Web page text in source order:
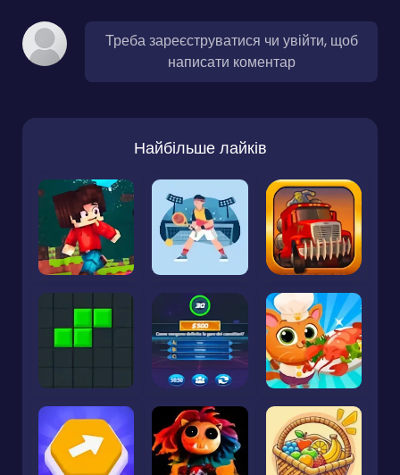
Треба зареєструватися чи увійти, щоб
написати коментар
Найбільше лайків